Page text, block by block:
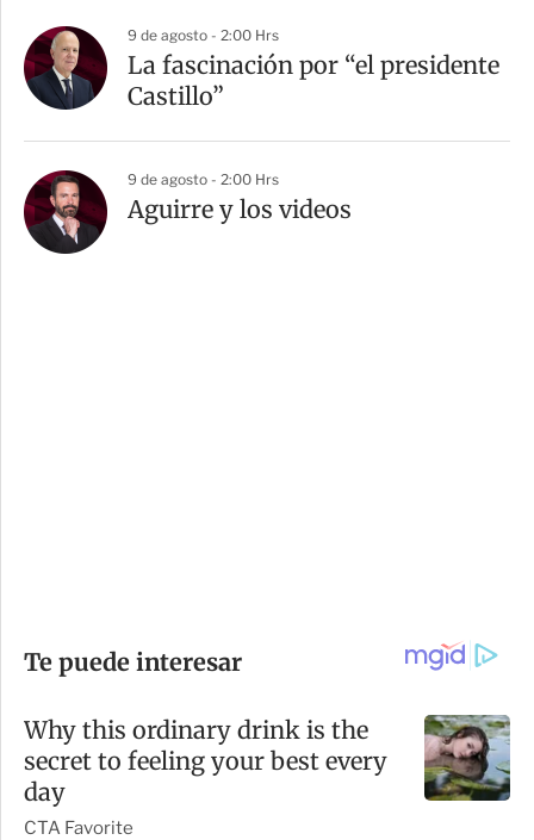
9 de agosto - 2:00 Hrs
La fascinación por “el presidente
Castillo”
9 de agosto - 2:00 Hrs
Aguirre y los videos